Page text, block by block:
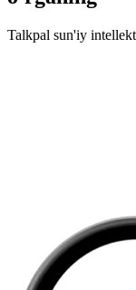
Talkpal sun'iy